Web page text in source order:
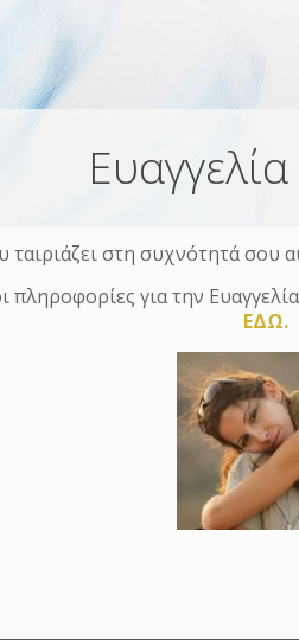
ταιριάζει στη συχνότητά σου
πληροφορίες για την
ΕΔΩ.